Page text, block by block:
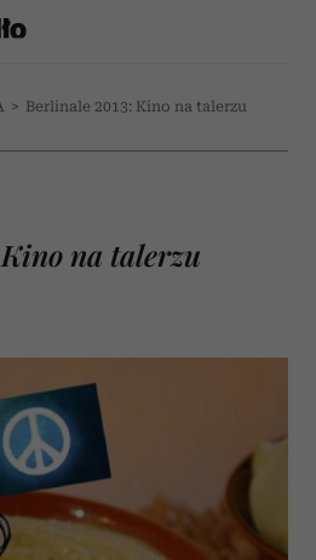
> Berlinale 2013: Kino na talerzu
na talerzu